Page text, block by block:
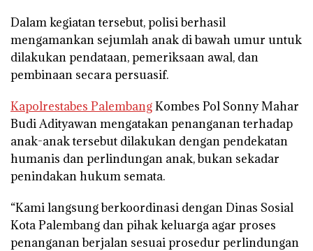
Dalam kegiatan tersebut, polisi berhasil
mengamankan sejumlah anak di bawah umur untuk
dilakukan pendataan, pemeriksaan awal, dan
pembinaan secara persuasif.
Kapolrestabes PalembangKombes Pol Sonny Mahar
Budi Adityawan mengatakan penanganan terhadap
anak-anak tersebut dilakukan dengan pendekatan
humanis dan perlindungan anak, bukan sekadar
penindakan hukum semata.
“Kami langsung berkoordinasi dengan Dinas Sosial
Kota Palembang dan pihak keluarga agar proses
penanganan berjalan sesuai prosedur perlindungan